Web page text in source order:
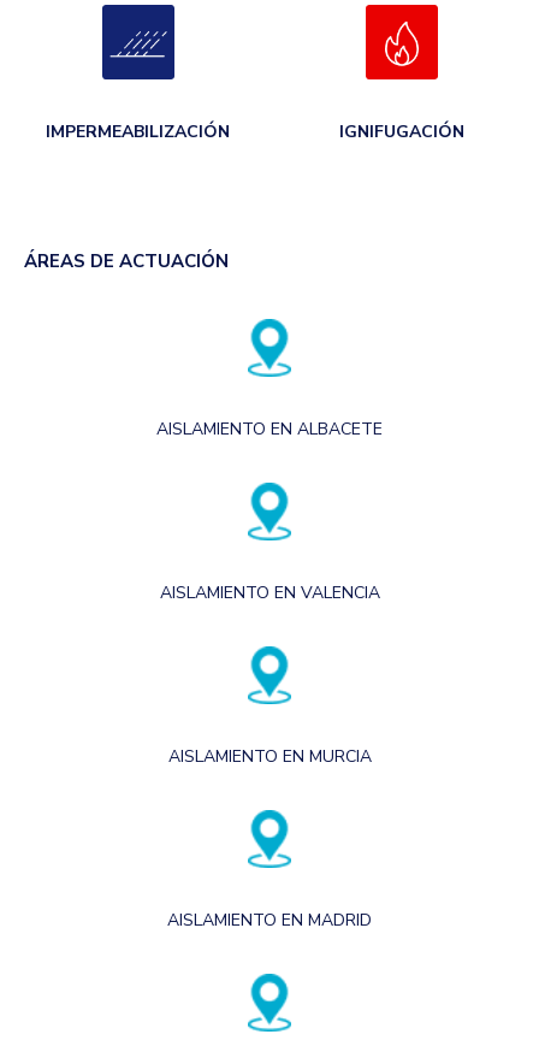
IMPERMEABILIZACIÓN IGNIFUGACIÓN
ÁREAS DE ACTUACIÓN
AISLAMIENTO EN ALBACETE
AISLAMIENTO EN VALENCIA
AISLAMIENTO EN MURCIA
AISLAMIENTO EN MADRID